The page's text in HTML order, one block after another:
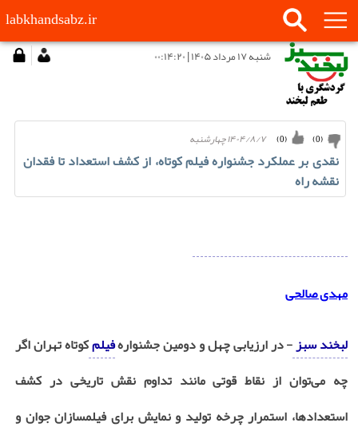
labkhandsabz.ir
شنبه ۱۷ مرداد ۱۴۰۵ | ۰۰:۱۴:۲۰
۱۴۰۴/۸/۷ چهارشنبه (
0
) (
0
)
نقدی بر عملکرد جشنواره فیلم کوتاه، از کشف استعداد تا فقدان
نقشه راه
مهدی صالحی
لبخند سبز- در ارزیابی چهل و دومین جشنوارهفیلمکوتاه تهران اگر
چه می‌توان از نقاط قوتی مانند تداوم نقش تاریخی در کشف
استعدادها، استمرار چرخه تولید و نمایش برای فیلمسازان جوان و